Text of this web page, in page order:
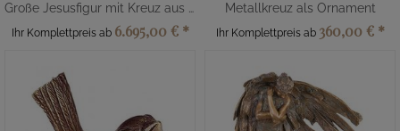
Große Jesusfigur mit Kreuz aus Bronze
Ihr Komplettpreis ab 6.695,00 € *
Metallkreuz als Ornament
Ihr Komplettpreis ab 360,00 € *